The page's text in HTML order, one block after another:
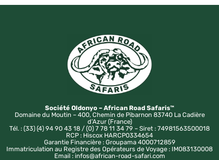
Société Oldonyo – African Road Safaris™
Domaine du Moutin – 400, Chemin de Pibarnon 83740 La Cadière
d’Azur (France)
Tél. : (33) (4) 94 90 43 18 / (0) 7 78 11 34 79 – Siret : 74981563500018
RCP : Hiscox HARCP0334654
Garantie Financière : Groupama 4000712859
Immatriculation au Registre des Opérateurs de Voyage : IM083130008
Email : infos@african-road-safari.com